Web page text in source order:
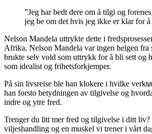
”Jeg har bedt dere om å tilgi og
jeg be om det hvis jeg ikke er klar for
Nelson Mandela uttrykte dette i
Afrika. Nelson Mandela var ingen helgen fra
brukte selv vold som uttrykk for å bli sett og
som idealist og frihetsforkjemper.
På sin livsreise ble han klokere i hvilke
han forsto betydningen av tilgivelse og
indre og ytre fred.
Trenger du litt mer fred og tilgivelse i ditt liv?
viljeshandling og en muskel vi trener i vårt